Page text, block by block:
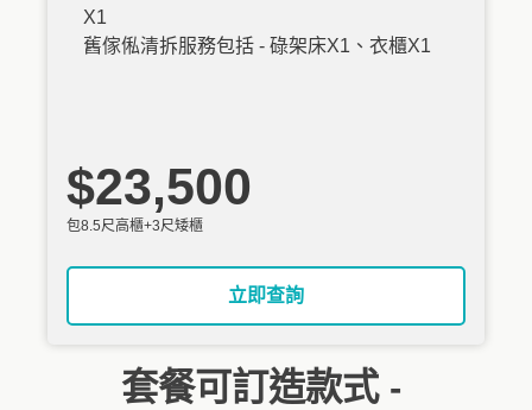
X1
舊傢俬清拆服務包括 - 碌架床X1、衣櫃X1
$23,500
包8.5尺高櫃+3尺矮櫃
立即查詢
套餐可訂造款式 -